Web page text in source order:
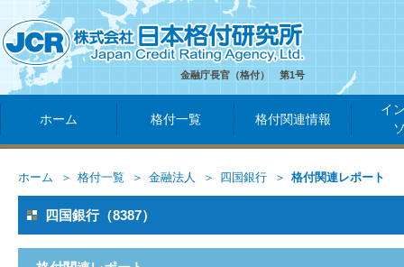
金融庁長官（格付） 第1号
ホーム 格付一覧 格付関連情報
イ
ホーム 格付一覧 金融法人 四国銀行 格付関連レポート
四国銀行（8387）